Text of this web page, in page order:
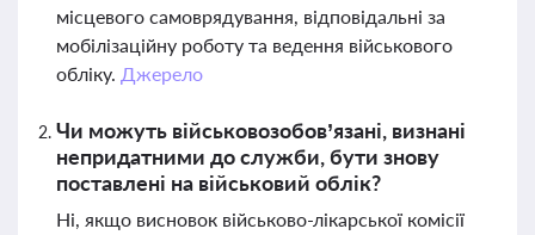
місцевого самоврядування, відповідальні за
мобілізаційну роботу та ведення військового
обліку. Джерело
Чи можуть військовозобов’язані, визнані
непридатними до служби, бути знову
поставлені на військовий облік?
Ні, якщо висновок військово-лікарської комісії